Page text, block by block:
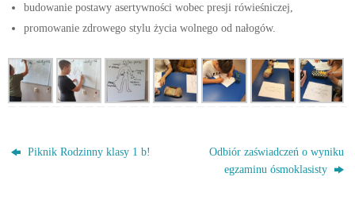
budowanie postawy asertywności wobec presji rówieśniczej,
promowanie zdrowego stylu życia wolnego od nałogów.
Piknik Rodzinny klasy 1 b!
Odbiór zaświadczeń o wyniku
egzaminu ósmoklasisty